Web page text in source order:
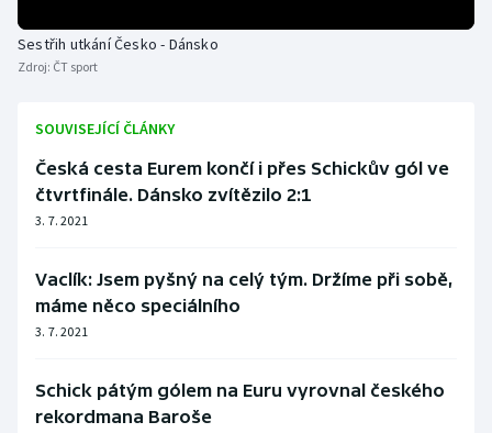
Plážový volejbal
Ragby
Rychlobruslení
Rychlostní kanoistika
Sportovní střelba
Stolní tenis
Triatlon
Sestřih utkání Česko - Dánsko
Zdroj: ČT sport
SOUVISEJÍCÍ ČLÁNKY
Česká cesta Eurem končí i přes Schickův gól ve
čtvrtfinále. Dánsko zvítězilo 2:1
3. 7. 2021
Vaclík: Jsem pyšný na celý tým. Držíme při sobě,
máme něco speciálního
3. 7. 2021
Schick pátým gólem na Euru vyrovnal českého
rekordmana Baroše